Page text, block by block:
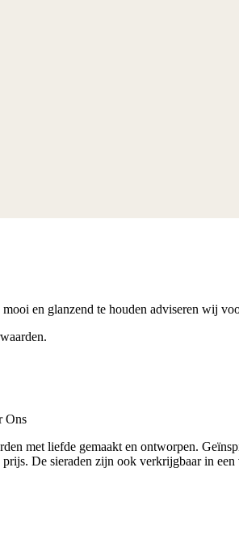
en glanzend te houden adviseren wij
met liefde gemaakt en ontworpen.
De sieraden zijn ook verkrijgbaar in